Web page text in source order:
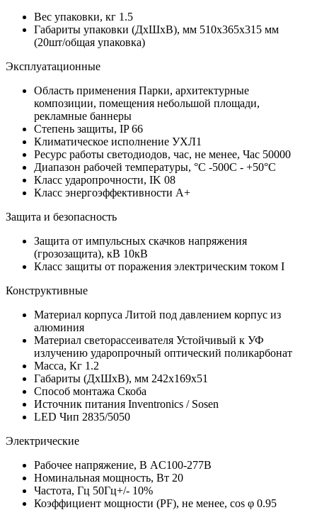
Вес упаковки, кг 1.5
Габариты упаковки (ДхШхВ), мм 510x365x315 мм
(20шт/общая упаковка)
Эксплуатационные
Область применения Парки, архитектурные
композиции, помещения небольшой площади,
рекламные баннеры
Степень защиты, IP66
Климатическое исполнение УХЛ1
Ресурс работы светодиодов, час, не менее, Час 50000
Диапазон рабочей температуры, °С -500C - +50°C
Класс ударопрочности, IK 08
Класс энергоэффективности A+
Защита и безопасность
Защита от импульсных скачков напряжения
(грозозащита), кВ 10кВ
Класс защиты от поражения электрическим током I
Конструктивные
Материал корпуса Литой под давлением корпус из
алюминия
Материал светорассеивателя Устойчивый к УФ
излучению ударопрочный оптический поликарбонат
Масса, Кг 1.2
Габариты (ДхШхВ), мм 242x169x51
Способ монтажа Скоба
Источник питания Inventronics / Sosen
LED Чип 2835/5050
Электрические
Рабочее напряжение, В AC100-277В
Номинальная мощность, Вт 20
Частота, Гц 50Гц+/- 10%
Коэффициент мощности (PF), не менее, cos φ 0.95